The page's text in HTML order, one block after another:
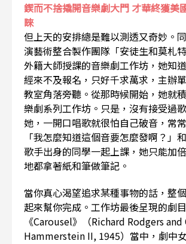
鍥而不捨撬開音樂劇大門 才華終獲美
睞
但上天的安排總是難以測透又奇妙。
演藝術整合製作團隊「安徒生和莫札
外籍大師授課的音樂劇工作坊，她知
經來不及報名，只好千求萬求，主辦
教室角落旁聽。從那時候開始，她就
樂劇系列工作坊。只是，沒有接受過
她，一開口唱歌就很怕自己破音，常
「我怎麼知道這個音要怎麼發啊？」
歌手出身的同學一起上課，她只能加
地都拿著紙和筆做筆記。
當你真心渴望追求某種事物的話，整
起來幫你完成。工作坊最後呈現的劇目
《Carousel》（Richard Rodgers and
Hammerstein II, 1945）當中，劇中